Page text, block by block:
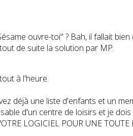
ouvre-toi" ? Bah, il fallait
de suite la solution par MP.
à l'heure.
déjà une liste d'enfants et un
d'un centre de loisirs et je
LOGICIEL POUR UNE TOUTE